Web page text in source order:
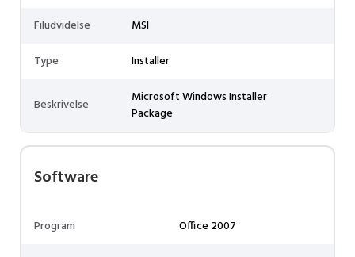
Filudvidelse
MSI
Type
Installer
Beskrivelse
Microsoft Windows Installer
Package
Software
Program
Office 2007